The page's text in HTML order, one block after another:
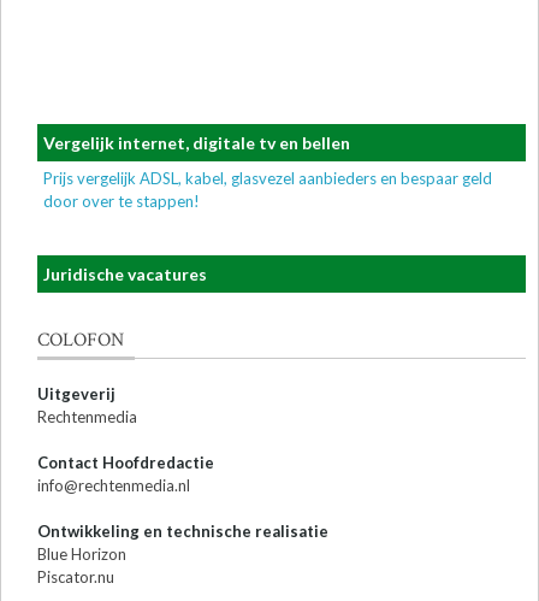
Vergelijk internet, digitale tv en bellen
Prijs vergelijk ADSL, kabel, glasvezel aanbieders en bespaar geld
door over te stappen!
Juridische vacatures
COLOFON
Uitgeverij
Rechtenmedia
Contact Hoofdredactie
info@rechtenmedia.nl
Ontwikkeling en technische realisatie
Blue Horizon
Piscator.nu